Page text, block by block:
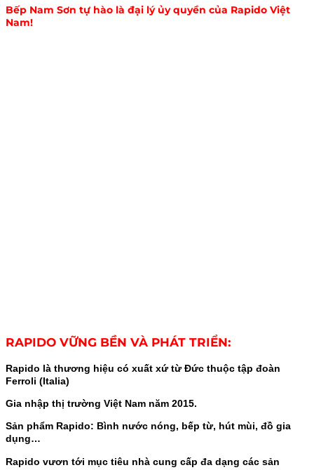
Bếp Nam Sơn tự hào là đại lý ủy quyền của Rapido Việt
Nam!
RAPIDO VỮNG BỀN VÀ PHÁT TRIỂN:
Rapido là thương hiệu có xuất xứ từ Đức thuộc tập đoàn
Ferroli (Italia)
Gia nhập thị trường Việt Nam năm 2015.
Sản phẩm Rapido: Bình nước nóng, bếp từ, hút mùi, đồ gia
dụng…
Rapido vươn tới mục tiêu nhà cung cấp đa dạng các sản